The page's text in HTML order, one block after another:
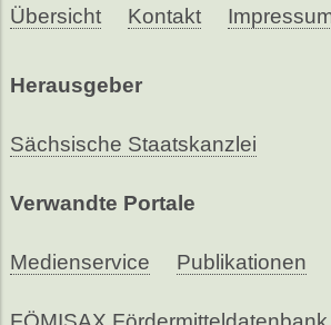
Übersicht Kontakt
Herausgeber
Sächsische Staatskanzlei
Verwandte Portale
Medienservice Publikationen